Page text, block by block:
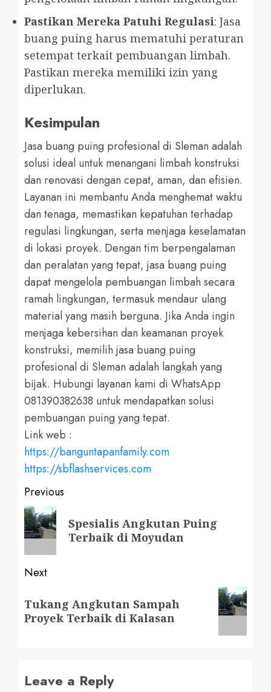
Pastikan Mereka Patuhi Regulasi: Jasa
buang puing harus mematuhi peraturan
setempat terkait pembuangan limbah.
Pastikan mereka memiliki izin yang
diperlukan.
Kesimpulan
Jasa buang puing profesional di Sleman adalah
solusi ideal untuk menangani limbah konstruksi
dan renovasi dengan cepat, aman, dan efisien.
Layanan ini membantu Anda menghemat waktu
dan tenaga, memastikan kepatuhan terhadap
regulasi lingkungan, serta menjaga keselamatan
di lokasi proyek. Dengan tim berpengalaman
dan peralatan yang tepat, jasa buang puing
dapat mengelola pembuangan limbah secara
ramah lingkungan, termasuk mendaur ulang
material yang masih berguna. Jika Anda ingin
menjaga kebersihan dan keamanan proyek
konstruksi, memilih jasa buang puing
profesional di Sleman adalah langkah yang
bijak. Hubungi layanan kami di WhatsApp
081390382638 untuk mendapatkan solusi
pembuangan puing yang tepat.
Link web :
https://banguntapanfamily.com
https://sbflashservices.com
Post
navigation
Previous
Previous
post:
Spesialis Angkutan Puing
Terbaik di Moyudan
Next
post:
Tukang Angkutan Sampah
Proyek Terbaik di Kalasan
Leave a Reply